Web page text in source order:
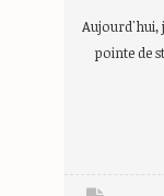
Aujourd'hui,
pointe de